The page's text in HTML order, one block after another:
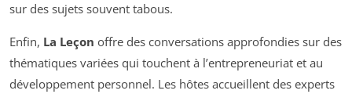
sur des sujets souvent tabous.
Enfin, La Leçon offre des conversations approfondies sur des
thématiques variées qui touchent à l’entrepreneuriat et au
développement personnel. Les hôtes accueillent des experts